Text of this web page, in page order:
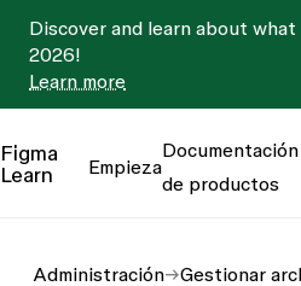
Discover and learn about
2026!
Learn more
Figma
Learn
Empieza
Documentación
de productos
Administración
Gestionar